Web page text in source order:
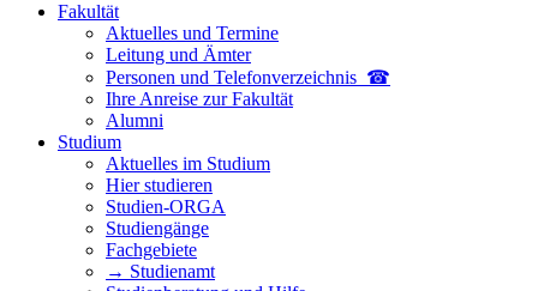
Fakultät
Aktuelles und Termine
Leitung und Ämter
Personen und Telefon­verzeichnis ☎
Ihre Anreise zur Fakultät
Alumni
Studium
Aktuelles im Studium
Hier studieren
Studien-ORGA
Studiengänge
Fachgebiete
→ Studienamt